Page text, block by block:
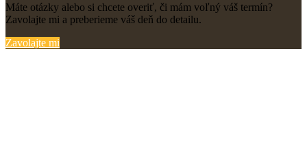
Máte otázky alebo si chcete overiť, či mám voľný váš termín?
Zavolajte mi a preberieme váš deň do detailu.
Zavolajte mi